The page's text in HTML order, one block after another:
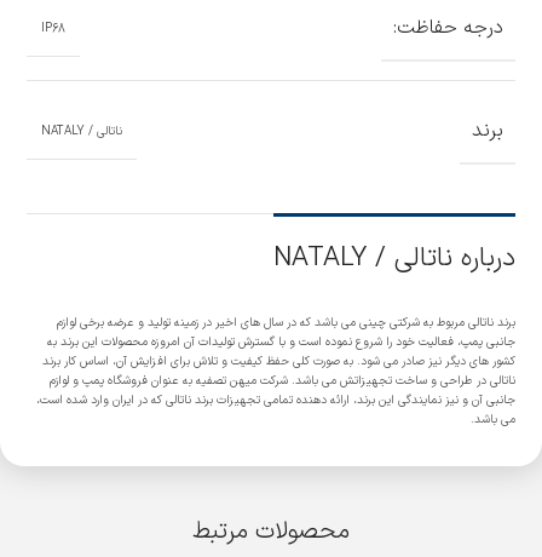
درجه حفاظت: IP68
برند ناتالی / NATALY
درباره ناتالی / NATALY
برند ناتالی مربوط به شرکتی چینی می باشد که در سال های اخیر در زمینه تولید و عرضه برخی لوازم
جانبی پمپ، فعالیت خود را شروع نموده است و با گسترش تولیدات آن امروزه محصولات این برند به
کشور های دیگر نیز صادر می شود. به صورت کلی حفظ کیفیت و تلاش برای افزایش آن، اساس کار برند
ناتالی در طراحی و ساخت تجهیزاتش می باشد. شرکت میهن تصفیه به عنوان فروشگاه پمپ و لوازم
جانبی آن و نیز نمایندگی این برند، ارائه دهنده تمامی تجهیزات برند ناتالی که در ایران وارد شده است،
می باشد.
محصولات مرتبط